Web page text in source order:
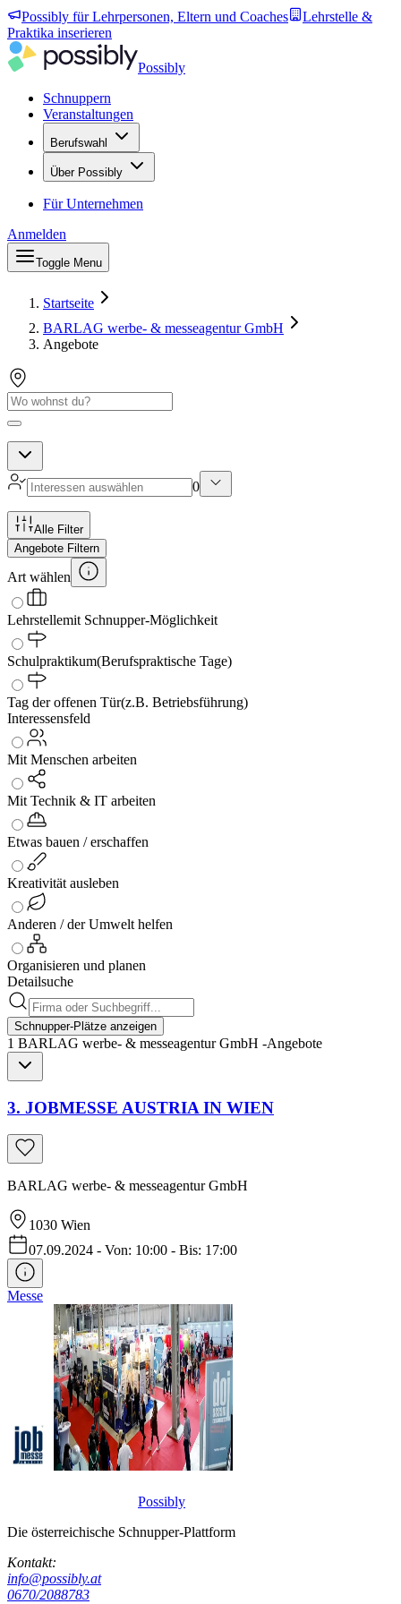
Possibly für Lehrpersonen, Eltern und Coaches
Lehrstelle &
Praktika inserieren
Possibly
Schnuppern
Veranstaltungen
Berufswahl
Über Possibly
Für Unternehmen
Anmelden
Toggle Menu
Startseite
BARLAG werbe- & messeagentur GmbH
Angebote
0
Alle Filter
Angebote Filtern
Art wählen
Lehrstellemit Schnupper-Möglichkeit
Schulpraktikum(Berufspraktische Tage)
Tag der offenen Tür(z.B. Betriebsführung)
Interessensfeld
Mit Menschen arbeiten
Mit Technik & IT arbeiten
Etwas bauen / erschaffen
Kreativität ausleben
Anderen / der Umwelt helfen
Organisieren und planen
Detailsuche
Schnupper-Plätze anzeigen
1 BARLAG werbe- & messeagentur GmbH -Angebote
3. JOBMESSE AUSTRIA IN WIEN
BARLAG werbe- & messeagentur GmbH
1030 Wien
07.09.2024 - Von: 10:00 - Bis: 17:00
Messe
Possibly
Die österreichische Schnupper-Plattform
Kontakt:
info@possibly.at
0670/2088783